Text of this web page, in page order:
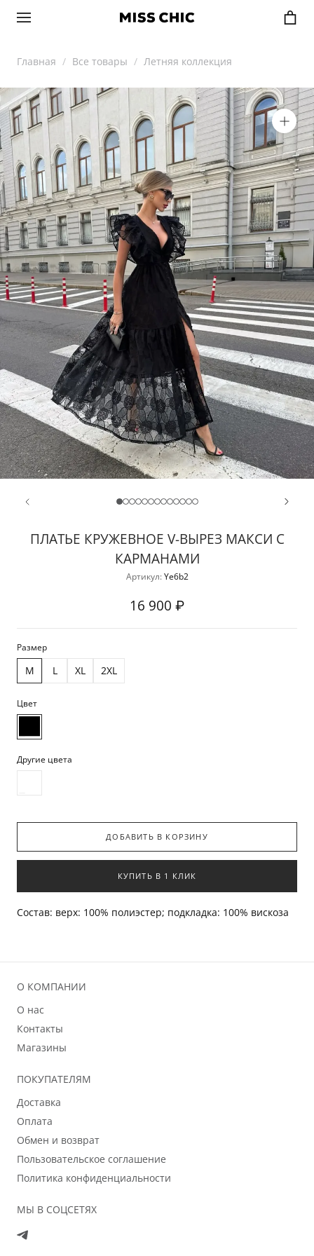
Главная Все товары Летняя коллекция
ПЛАТЬЕ КРУЖЕВНОЕ V-ВЫРЕЗ МАКСИ С
КАРМАНАМИ
Артикул: Ye6b2
16 900 ₽
Размер
M L XL 2XL
Цвет
Другие цвета
ДОБАВИТЬ В КОРЗИНУ
КУПИТЬ В 1 КЛИК
Состав: верх: 100% полиэстер; подкладка: 100% вискоза
О КОМПАНИИ
О нас
Контакты
Магазины
ПОКУПАТЕЛЯМ
Доставка
Оплата
Обмен и возврат
Пользовательское соглашение
Политика конфиденциальности
МЫ В СОЦСЕТЯХ